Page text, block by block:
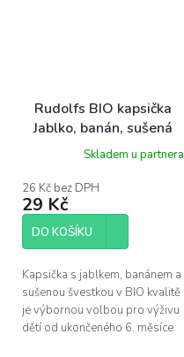
Rudolfs BIO kapsička
Jablko, banán, sušená
švestka, sušenky, 110 g
Skladem u partnera
26 Kč bez DPH
29 Kč
DO KOŠÍKU
Kapsička s jablkem, banánem a
sušenou švestkou v BIO kvalitě
je výbornou volbou pro výživu
dětí od ukončeného 6. měsíce.